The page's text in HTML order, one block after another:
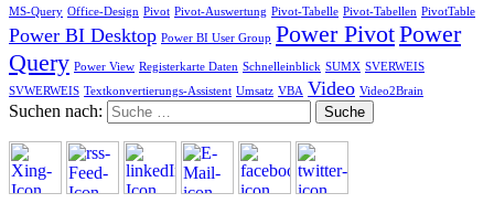
MS-Query Office-Design Pivot Pivot-Auswertung Pivot-Tabelle Pivot-Tabellen PivotTable
Power BI Desktop Power BI User Group Power PivotPower
Query Power View Registerkarte Daten Schnelleinblick SUMX SVERWEIS
SVWERWEIS Textkonvertierungs-Assistent Umsatz VBA Video Video2Brain
Suchen nach: